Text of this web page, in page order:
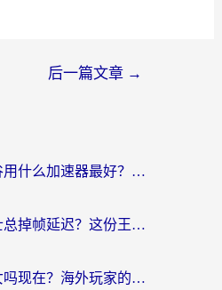
后一篇文章 →
国外玩国服龙之谷用什么加速器最好？一份给海外游子的终极指南
海外党玩王牌战士总掉帧延迟？这份王牌战士延迟加速器终极指南救你命
国外能打战舰少女吗现在？海外玩家的国服游戏加速终极指南